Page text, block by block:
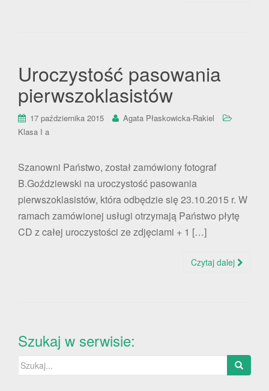
Uroczystość pasowania
pierwszoklasistów
17 października 2015
Agata Płaskowicka-Rakiel
Klasa I a
Szanowni Państwo, został zamówiony fotograf
B.Goździewski na uroczystość pasowania
pierwszoklasistów, która odbędzie się 23.10.2015 r. W
ramach zamówionej usługi otrzymają Państwo płytę
CD z całej uroczystości ze zdjęciami + 1 […]
Czytaj dalej
Szukaj w serwisie:
Szukaj: